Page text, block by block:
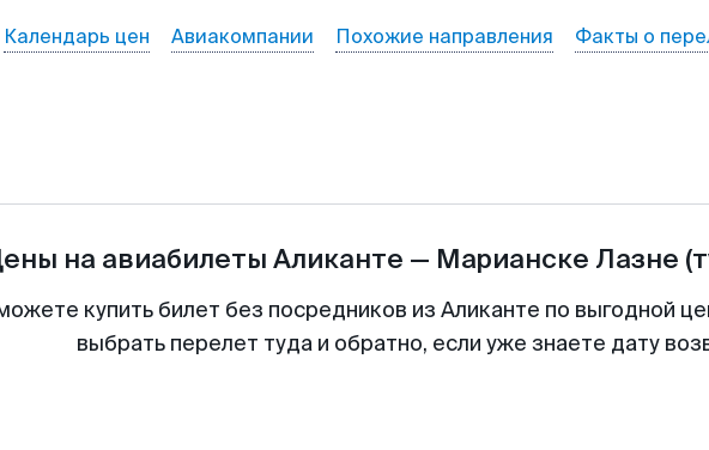
Календарь цен Авиакомпании Похожие направления Факты о
на авиабилеты Аликанте — Марианске Лазне
купить билет без посредников из Аликанте по выгодной
выбрать перелет туда и обратно, если уже знаете дату